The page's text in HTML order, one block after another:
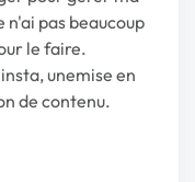
n'ai pas beaucoup
le faire.
unemise en
de contenu.